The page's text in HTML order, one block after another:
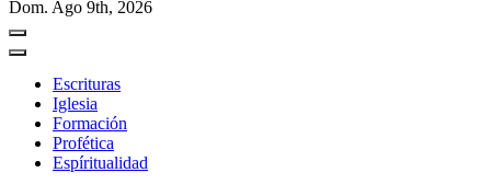
Dom. Ago 9th, 2026
Escrituras
Iglesia
Formación
Profética
Espíritualidad